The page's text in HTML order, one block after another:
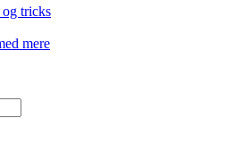
og tricks
mere